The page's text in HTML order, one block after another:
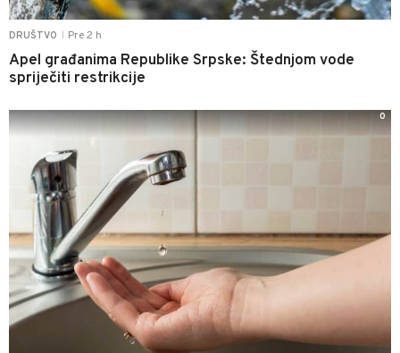
DRUŠTVO Pre 2 h
Apel građanima Republike Srpske: Štednjom vode
spriječiti restrikcije
0